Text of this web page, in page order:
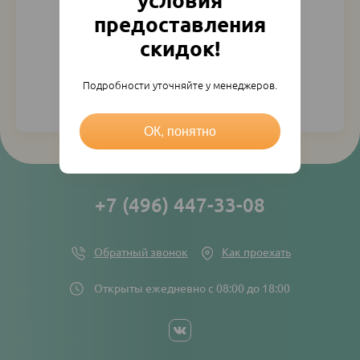
Открыты ежедневно с 08:00 до 18:00
+7 (496) 447-33-08
Обратный звонок Как проехать
Social
предоставления
скидок!
Подробности уточняйте у менеджеров.
ОК, понятно